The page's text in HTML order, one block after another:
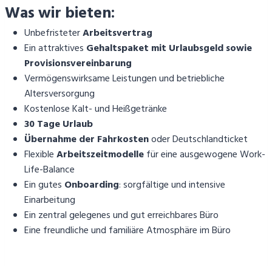
Was wir bieten:
UnbefristeterArbeitsvertrag
Ein attraktives Gehaltspaket mit Urlaubsgeld sowie
Provisionsvereinbarung
Vermögenswirksame Leistungen und betriebliche
Altersversorgung
Kostenlose Kalt- und Heißgetränke
30 Tage Urlaub
Übernahme der Fahrkostenoder Deutschlandticket
FlexibleArbeitszeitmodellefür eine ausgewogene Work-
Life-Balance
Ein gutes Onboarding: sorgfältige und intensive
Einarbeitung
Ein zentral gelegenes und gut erreichbares Büro
Eine freundliche und familiäre Atmosphäre im Büro